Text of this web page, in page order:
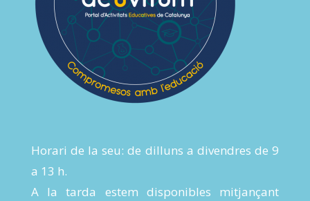
Horari de la seu: de dilluns a divendres de 9
a 13 h.
A la tarda estem disponibles mitjançant